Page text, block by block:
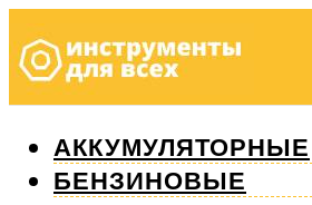
АККУМУЛЯТОРНЫЕ
БЕНЗИНОВЫЕ